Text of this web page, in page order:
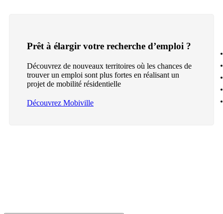
Prêt à élargir votre recherche d’emploi ?
Découvrez de nouveaux territoires où les chances de
trouver un emploi sont plus fortes en réalisant un
projet de mobilité résidentielle
Découvrez Mobiville